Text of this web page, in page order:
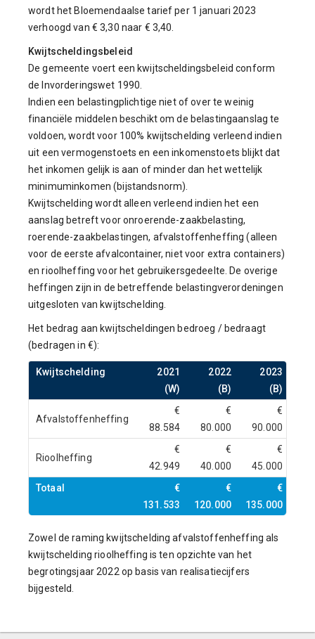
wordt het Bloemendaalse tarief per 1 januari 2023
verhoogd van € 3,30 naar € 3,40.
Kwijtscheldingsbeleid
De gemeente voert een kwijtscheldingsbeleid conform
de Invorderingswet 1990.
Indien een belastingplichtige niet of over te weinig
financiële middelen beschikt om de belastingaanslag te
voldoen, wordt voor 100% kwijtschelding verleend indien
uit een vermogenstoets en een inkomenstoets blijkt dat
het inkomen gelijk is aan of minder dan het wettelijk
minimuminkomen (bijstandsnorm).
Kwijtschelding wordt alleen verleend indien het een
aanslag betreft voor onroerende-zaakbelasting,
roerende-zaakbelastingen, afvalstoffenheffing (alleen
voor de eerste afvalcontainer, niet voor extra containers)
en rioolheffing voor het gebruikersgedeelte. De overige
heffingen zijn in de betreffende belastingverordeningen
uitgesloten van kwijtschelding.
Het bedrag aan kwijtscheldingen bedroeg / bedraagt
(bedragen in €):
Kwijtschelding
2021
(W)
2022
(B)
2023
(B)
Afvalstoffenheffing
€
88.584
€
80.000
€
90.000
Rioolheffing
€
42.949
€
40.000
€
45.000
Totaal
€
131.533
€
120.000
€
135.000
Zowel de raming kwijtschelding afvalstoffenheffing als
kwijtschelding rioolheffing is ten opzichte van het
begrotingsjaar 2022 op basis van realisatiecijfers
bijgesteld.